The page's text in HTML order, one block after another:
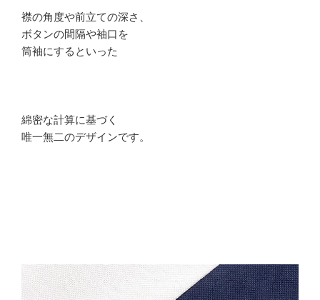
襟の角度や前立ての深さ、
ボタンの間隔や袖口を
筒袖にするといった
綿密な計算に基づく
唯一無二のデザインです。